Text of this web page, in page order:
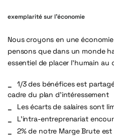
exemplarité sur l’économie
Nous croyons en une
pensons que dans un monde
essentiel de placer l’humain
1/3 des bénéfices est
cadre du plan d’intéressement
Les écarts de salaires sont
L’intra-entreprenariat
2% de notre Marge Brute